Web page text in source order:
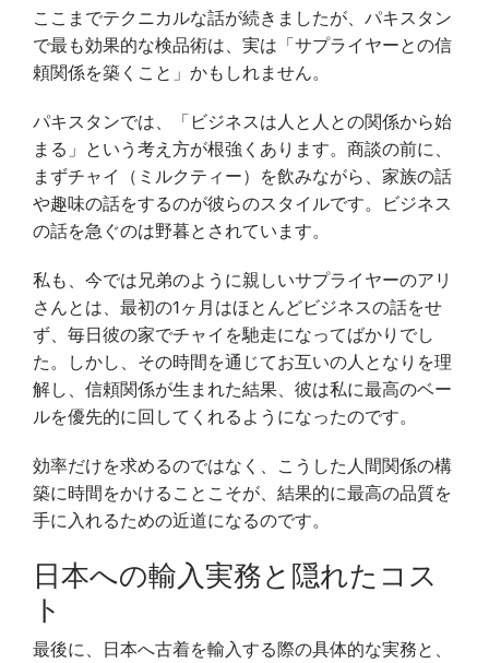
ここまでテクニカルな話が続きましたが、パキスタン
で最も効果的な検品術は、実は「サプライヤーとの信
頼関係を築くこと」かもしれません。
パキスタンでは、「ビジネスは人と人との関係から始
まる」という考え方が根強くあります。商談の前に、
まずチャイ（ミルクティー）を飲みながら、家族の話
や趣味の話をするのが彼らのスタイルです。ビジネス
の話を急ぐのは野暮とされています。
私も、今では兄弟のように親しいサプライヤーのアリ
さんとは、最初の1ヶ月はほとんどビジネスの話をせ
ず、毎日彼の家でチャイを馳走になってばかりでし
た。しかし、その時間を通じてお互いの人となりを理
解し、信頼関係が生まれた結果、彼は私に最高のベー
ルを優先的に回してくれるようになったのです。
効率だけを求めるのではなく、こうした人間関係の構
築に時間をかけることこそが、結果的に最高の品質を
手に入れるための近道になるのです。
日本への輸入実務と隠れたコス
ト
最後に、日本へ古着を輸入する際の具体的な実務と、